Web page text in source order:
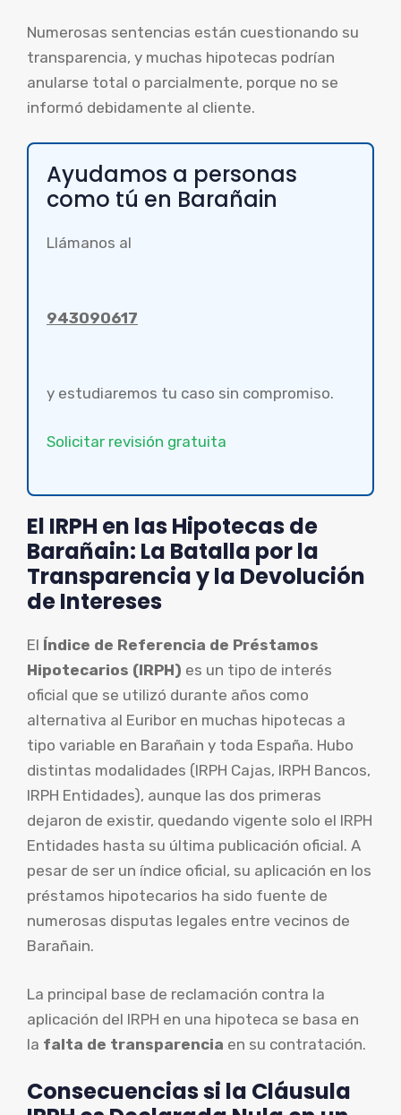
Numerosas sentencias están cuestionando su
transparencia, y muchas hipotecas podrían
anularse total o parcialmente, porque no se
informó debidamente al cliente.
Ayudamos a personas
como tú en Barañain
Llámanos al
943090617
y estudiaremos tu caso sin compromiso.
Solicitar revisión gratuita
El IRPH en las Hipotecas de
Barañain: La Batalla por la
Transparencia y la Devolución
de Intereses
El Índice de Referencia de Préstamos
Hipotecarios (IRPH) es un tipo de interés
oficial que se utilizó durante años como
alternativa al Euribor en muchas hipotecas a
tipo variable en Barañain y toda España. Hubo
distintas modalidades (IRPH Cajas, IRPH Bancos,
IRPH Entidades), aunque las dos primeras
dejaron de existir, quedando vigente solo el IRPH
Entidades hasta su última publicación oficial. A
pesar de ser un índice oficial, su aplicación en los
préstamos hipotecarios ha sido fuente de
numerosas disputas legales entre vecinos de
Barañain.
La principal base de reclamación contra la
aplicación del IRPH en una hipoteca se basa en
la falta de transparencia en su contratación.
Consecuencias si la Cláusula